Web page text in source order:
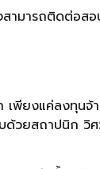
ามารถติดต่อสอ
เพียงแค่ลงทุน
ด้วยสถาปนิก